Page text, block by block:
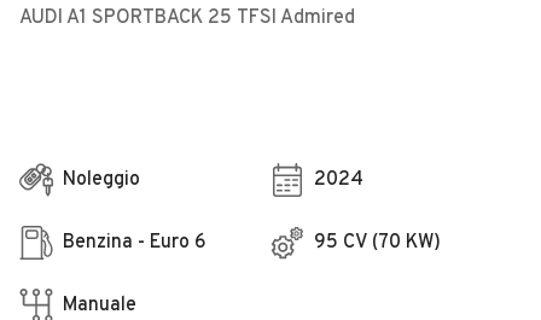
AUDI A1 SPORTBACK 25 TFSI Admired
Noleggio 2024
Benzina - Euro 6 95 CV (70 KW)
Manuale